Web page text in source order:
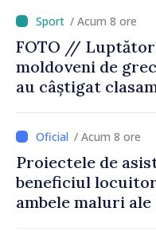
externe continuă
scumpă, în special
de vârf”
/ Acum 8 ore
FOTO //
moldoveni de
au câștigat
București
/ Acum 8 ore
Proiectele de
beneficiul
ambele maluri